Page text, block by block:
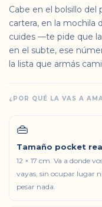
Cabe en el bolsillo del
cartera, en la mochila
cuides —te pide que
en el subte, ese
la lista que armás
¿POR QUÉ LA VAS A
👜
Tamaño pocket
12 × 17 cm. Va a donde
vayas, sin ocupar lugar ni
pesar nada.